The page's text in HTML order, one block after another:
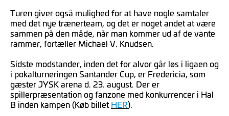
Turen giver også mulighed for at have nogle samtaler
med det nye trænerteam, og det er noget andet at være
sammen på den måde, når man kommer ud af de vante
rammer, fortæller Michael V. Knudsen.
Sidste modstander, inden det for alvor går løs i ligaen og
i pokalturneringen Santander Cup, er Fredericia, som
gæster JYSK arena d. 23. august. Der er
spillerpræsentation og fanzone med konkurrencer i Hal
B inden kampen (Køb billet HER).